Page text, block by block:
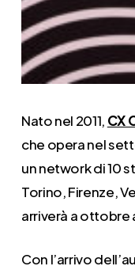
Nato nel 2011, CX
che opera nel
un network di 10
Torino, Firenze,
arriverà a ottobre
Con l’arrivo